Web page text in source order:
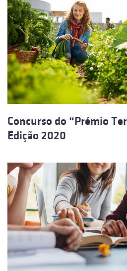
Concurso do “Prémio
Edição 2020